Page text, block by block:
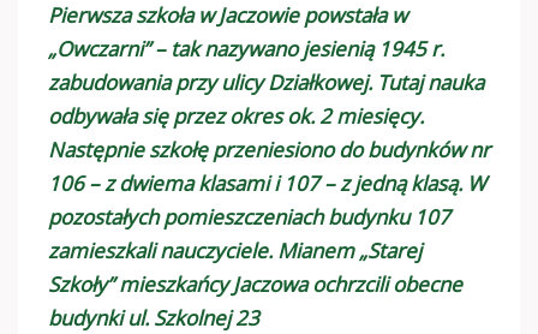
Pierwsza szkoła w Jaczowie powstała w
„Owczarni” – tak nazywano jesienią 1945 r.
zabudowania przy ulicy Działkowej. Tutaj nauka
odbywała się przez okres ok. 2 miesięcy.
Następnie szkołę przeniesiono do budynków nr
106 – z dwiema klasami i 107 – z jedną klasą. W
pozostałych pomieszczeniach budynku 107
zamieszkali nauczyciele. Mianem „Starej
Szkoły” mieszkańcy Jaczowa ochrzcili obecne
budynki ul. Szkolnej 23